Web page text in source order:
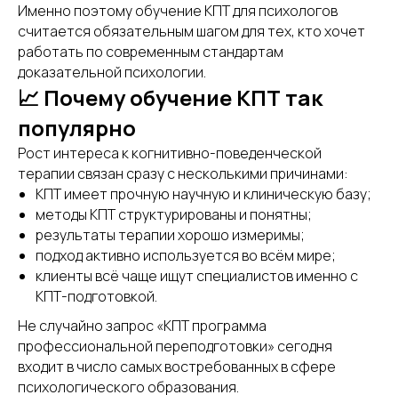
Именно поэтому обучение КПТ для психологов
считается обязательным шагом для тех, кто хочет
работать по современным стандартам
доказательной психологии.
📈 Почему обучение КПТ так
популярно
Рост интереса к когнитивно-поведенческой
терапии связан сразу с несколькими причинами:
КПТ имеет прочную научную и клиническую базу;
методы КПТ структурированы и понятны;
результаты терапии хорошо измеримы;
подход активно используется во всём мире;
клиенты всё чаще ищут специалистов именно с
КПТ-подготовкой.
Не случайно запрос «КПТ программа
профессиональной переподготовки» сегодня
входит в число самых востребованных в сфере
психологического образования.